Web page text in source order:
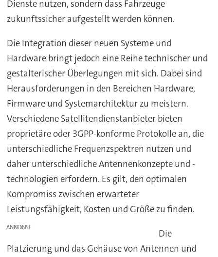
Dienste nutzen, sondern dass Fahrzeuge
zukunftssicher aufgestellt werden können.
Die Integration dieser neuen Systeme und
Hardware bringt jedoch eine Reihe technischer und
gestalterischer Überlegungen mit sich. Dabei sind
Herausforderungen in den Bereichen Hardware,
Firmware und Systemarchitektur zu meistern.
Verschiedene Satellitendienstanbieter bieten
proprietäre oder 3GPP-konforme Protokolle an, die
unterschiedliche Frequenzspektren nutzen und
daher unterschiedliche Antennenkonzepte und -
technologien erfordern. Es gilt, den optimalen
Kompromiss zwischen erwarteter
Leistungsfähigkeit, Kosten und Größe zu finden.
ANZEIGE
Die
Platzierung und das Gehäuse von Antennen und